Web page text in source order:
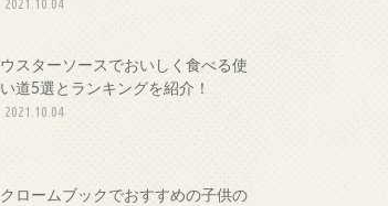
2021.10.04
ウスターソースでおいしく食べる使
い道5選とランキングを紹介！
2021.10.04
クロームブックでおすすめの子供の